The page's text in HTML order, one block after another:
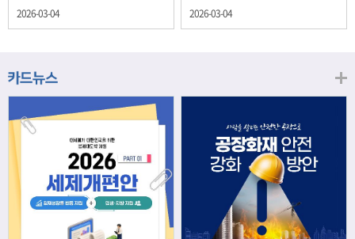
래를 준비하는 첫 걸음이기도 합니다. 입학
니다. 배움이 쌓이는 시간, 인적자본 학교에
가는 과정입니다. 수업을 통해 배우는 전공
지식, 친구들과의 협업, 다양한 활동 속에서
얻는 문제 해결 경험은 모두 개인의 역량으
로 축적됩니다. 경제학에서는 이.......
2026-03-04
을 보이고 있는 개인투자용 국채를 3월에는
20년물 300억원입니다. 그렇다면 3월 개인
1,800억원 ④ 2,000억원 이벤트 안내 응모
기간: 2026년 3월 4일(수) ~ 3월 9일(월) 경
품: 커피쿠폰 (60명) 참여.......
2026-03-04